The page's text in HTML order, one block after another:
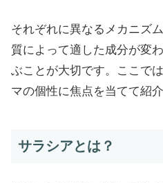
それぞれに異なるメカニズ
質によって適した成分が変
ぶことが大切です。ここで
マの個性に焦点を当てて紹介
サラシアとは？